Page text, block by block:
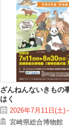
ざんねんないきもの
はく
2026年7月11日(土)
宮崎県総合博物館